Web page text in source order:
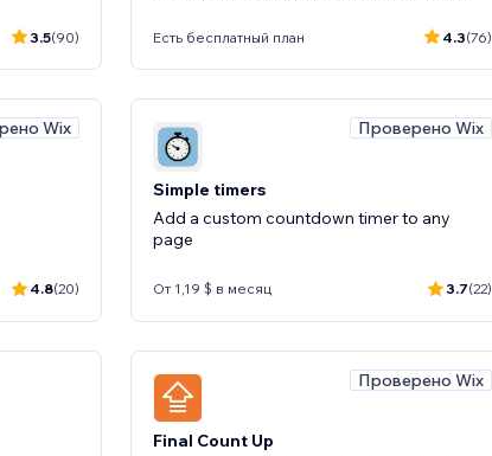
3.5(90) Есть бесплатный план 4.3(76)
Wix
4.8(20)
Проверено Wix
Simple timers
Add a custom countdown timer to any
page
От 1,19 $ в месяц 3.7(22)
Проверено Wix
Final Count Up